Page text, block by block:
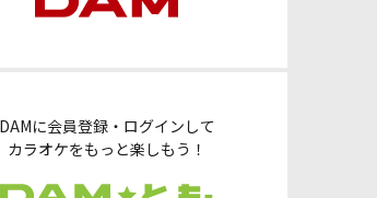
DAMに会員登録・ログインして
カラオケをもっと楽しもう！